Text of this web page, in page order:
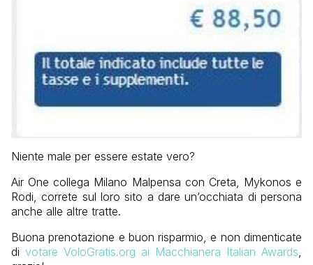
Niente male per essere estate vero?
Air One collega Milano Malpensa con Creta, Mykonos e
Rodi, correte sul loro sito a dare un’occhiata di persona
anche alle altre tratte.
Buona prenotazione e buon risparmio, e non dimenticate
di votare VoloGratis.org ai Macchianera Italian Awards,